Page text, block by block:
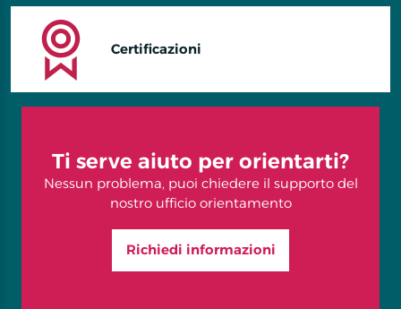
Certificazioni
Ti serve aiuto per orientarti?
Nessun problema, puoi chiedere il supporto del
nostro ufficio orientamento
Richiedi informazioni